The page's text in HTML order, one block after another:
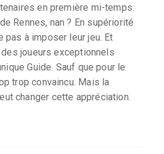
en première mi-temps.
Rennes, nan ? En supériorité
pas à imposer leur jeu. Et
joueurs exceptionnels
Guide. Sauf que pour le
trop convaincu. Mais la
changer cette appréciation.